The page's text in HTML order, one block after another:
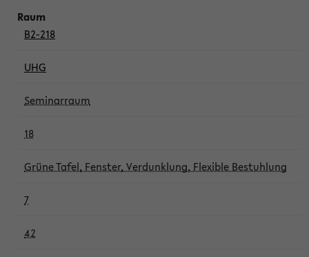
B2-218
UHG
Seminarraum
18
Grüne Tafel, Fenster, Verdunklung, Flexible Bestuhlung
7
42